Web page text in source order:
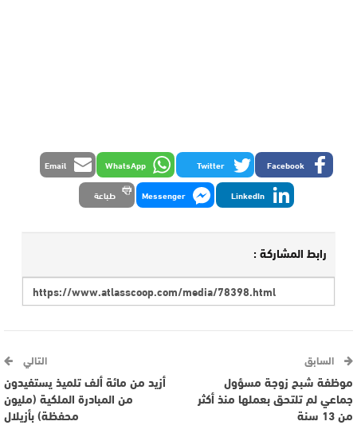
Facebook
Twitter
WhatsApp
Email
LinkedIn
Messenger طباعة
رابط المشاركة :
السابق
موظفة شبح زوجة مسؤول
جماعي لم تلتحق بعملها منذ أكثر
من 13 سنة
التالي
أزيد من مائة ألف تلميذ يستفيدون
من المبادرة الملكية (مليون
محفظة) بأزيلال